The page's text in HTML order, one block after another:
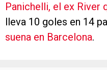
Panichelli, el ex River
lleva 10 goles en 14
suena en Barcelona.